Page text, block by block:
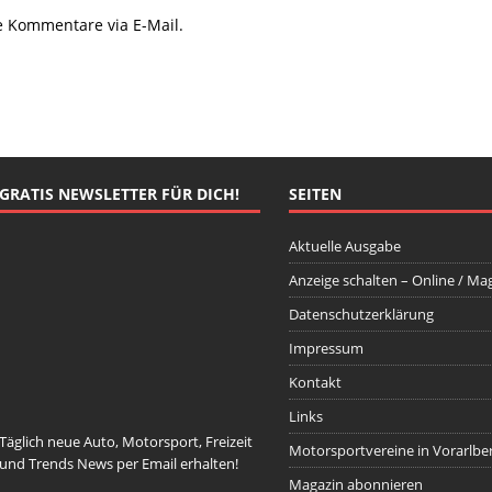
via E-Mail.
GRATIS NEWSLETTER FÜR DICH!
Täglich neue Auto, Motorsport, Freizeit
und Trends News per Email erhalten!
SEITEN
Aktuelle Ausgabe
Anzeige schalten – Online /
Datenschutzerklärung
Impressum
Kontakt
Links
Motorsportvereine in
Magazin abonnieren